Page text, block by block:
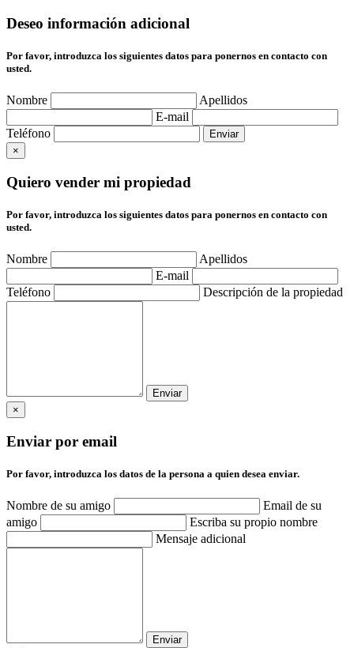
Deseo información adicional
Por favor, introduzca los siguientes datos para ponernos en contacto con
usted.
Nombre
Apellidos
E-mail
Teléfono
×
Quiero vender mi propiedad
Por favor, introduzca los siguientes datos para ponernos en contacto con
usted.
Nombre
Apellidos
E-mail
Teléfono
Descripción de la propiedad
×
Enviar por email
Por favor, introduzca los datos de la persona a quien desea enviar.
Nombre de su amigo
Email de su
amigo
Escriba su propio nombre
Mensaje adicional